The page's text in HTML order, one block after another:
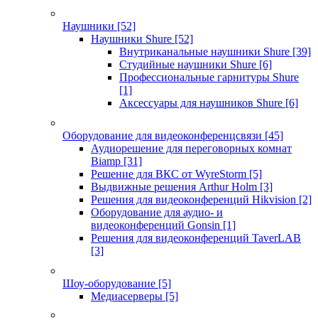
Наушники [52]
Наушники Shure [52]
Внутриканальные наушники Shure [39]
Студийные наушники Shure [6]
Профессиональные гарнитуры Shure
[1]
Аксессуары для наушников Shure [6]
Оборудование для видеоконференцсвязи [45]
Аудиорешение для переговорных комнат
Biamp [31]
Решение для ВКС от WyreStorm [5]
Выдвижные решения Arthur Holm [3]
Решения для видеоконференций Hikvision [2]
Оборудование для аудио- и
видеоконференций Gonsin [1]
Решения для видеоконференций TaverLAB
[3]
Шоу-оборудование [5]
Медиасерверы [5]